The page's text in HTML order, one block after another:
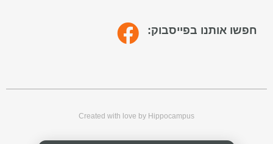
חפשו אותנו בפייסבוק:
Created with love by Hippocampus